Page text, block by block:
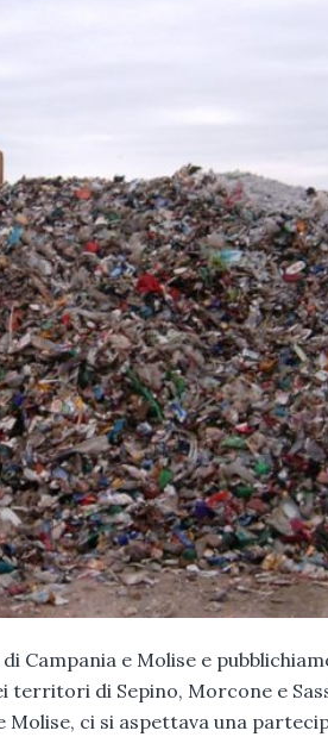
Campania e Molise e
territori di Sepino, Morcone e
ci si aspettava una